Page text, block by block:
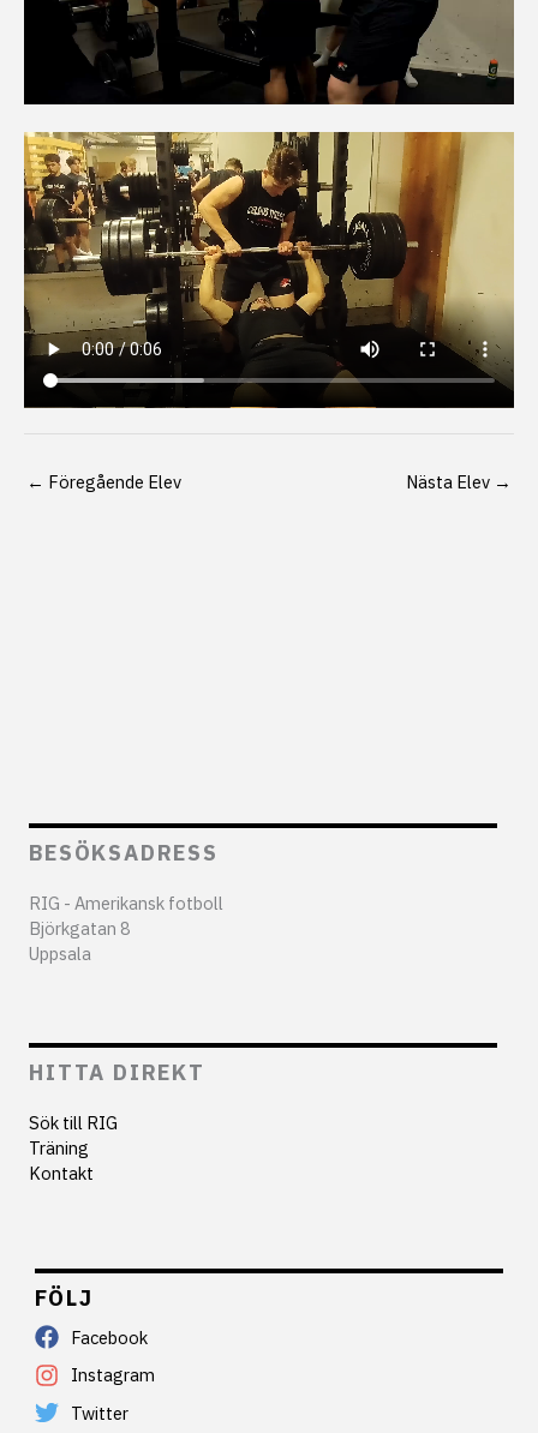
← Föregående Elev Nästa Elev →
BESÖKSADRESS
RIG - Amerikansk fotboll
Björkgatan 8
Uppsala
HITTA DIREKT
Sök till RIG
Träning
Kontakt
FÖLJ
Facebook
Instagram
Twitter